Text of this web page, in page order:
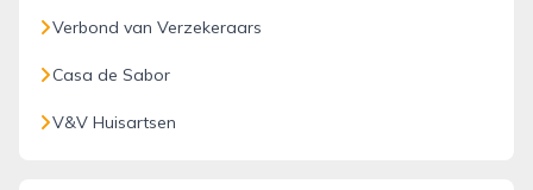
Verbond van Verzekeraars
Casa de Sabor
V&V Huisartsen